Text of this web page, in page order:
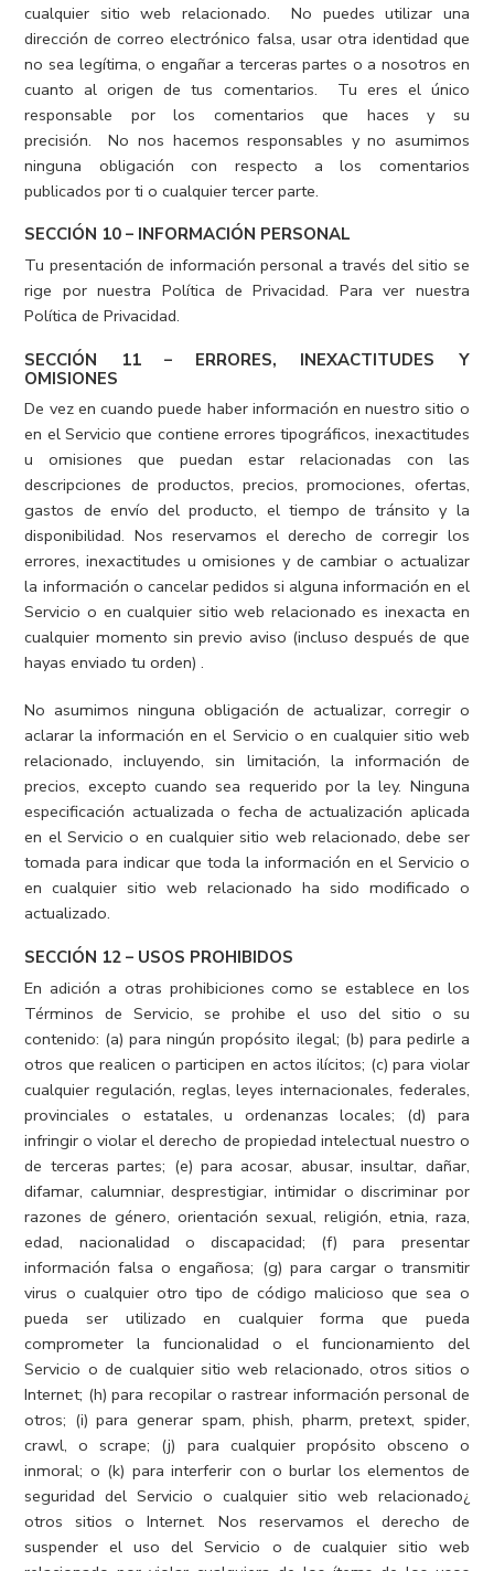
cualquier sitio web relacionado. No puedes utilizar una
dirección de correo electrónico falsa, usar otra identidad que
no sea legítima, o engañar a terceras partes o a nosotros en
cuanto al origen de tus comentarios. Tu eres el único
responsable por los comentarios que haces y su
precisión. No nos hacemos responsables y no asumimos
ninguna obligación con respecto a los comentarios
publicados por ti o cualquier tercer parte.
SECCIÓN 10 – INFORMACIÓN PERSONAL
Tu presentación de información personal a través del sitio se
rige por nuestra Política de Privacidad. Para ver nuestra
Política de Privacidad.
SECCIÓN 11 – ERRORES, INEXACTITUDES Y
OMISIONES
De vez en cuando puede haber información en nuestro sitio o
en el Servicio que contiene errores tipográficos, inexactitudes
u omisiones que puedan estar relacionadas con las
descripciones de productos, precios, promociones, ofertas,
gastos de envío del producto, el tiempo de tránsito y la
disponibilidad. Nos reservamos el derecho de corregir los
errores, inexactitudes u omisiones y de cambiar o actualizar
la información o cancelar pedidos si alguna información en el
Servicio o en cualquier sitio web relacionado es inexacta en
cualquier momento sin previo aviso (incluso después de que
hayas enviado tu orden) .
No asumimos ninguna obligación de actualizar, corregir o
aclarar la información en el Servicio o en cualquier sitio web
relacionado, incluyendo, sin limitación, la información de
precios, excepto cuando sea requerido por la ley. Ninguna
especificación actualizada o fecha de actualización aplicada
en el Servicio o en cualquier sitio web relacionado, debe ser
tomada para indicar que toda la información en el Servicio o
en cualquier sitio web relacionado ha sido modificado o
actualizado.
SECCIÓN 12 – USOS PROHIBIDOS
En adición a otras prohibiciones como se establece en los
Términos de Servicio, se prohibe el uso del sitio o su
contenido: (a) para ningún propósito ilegal; (b) para pedirle a
otros que realicen o participen en actos ilícitos; (c) para violar
cualquier regulación, reglas, leyes internacionales, federales,
provinciales o estatales, u ordenanzas locales; (d) para
infringir o violar el derecho de propiedad intelectual nuestro o
de terceras partes; (e) para acosar, abusar, insultar, dañar,
difamar, calumniar, desprestigiar, intimidar o discriminar por
razones de género, orientación sexual, religión, etnia, raza,
edad, nacionalidad o discapacidad; (f) para presentar
información falsa o engañosa; (g) para cargar o transmitir
virus o cualquier otro tipo de código malicioso que sea o
pueda ser utilizado en cualquier forma que pueda
comprometer la funcionalidad o el funcionamiento del
Servicio o de cualquier sitio web relacionado, otros sitios o
Internet; (h) para recopilar o rastrear información personal de
otros; (i) para generar spam, phish, pharm, pretext, spider,
crawl, o scrape; (j) para cualquier propósito obsceno o
inmoral; o (k) para interferir con o burlar los elementos de
seguridad del Servicio o cualquier sitio web relacionado¿
otros sitios o Internet. Nos reservamos el derecho de
suspender el uso del Servicio o de cualquier sitio web